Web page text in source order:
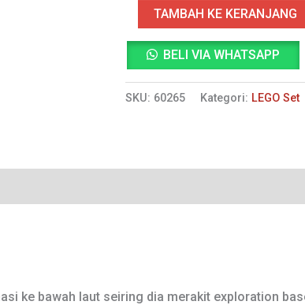
Kuantitas
LEGO
City
-
Ocean
TAMBAH KE KERANJANG
BELI VIA WHATSAPP
SKU: 60265 Kategori: LEGO Set
ke bawah laut seiring dia merakit exploration